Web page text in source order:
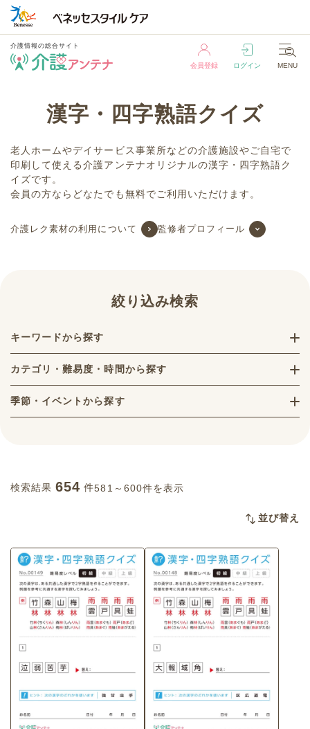
介護情報の総合サイト
会員登録 ログイン MENU
会員登録 ログイン
漢字・四字熟語クイズ
老人ホームやデイサービス事業所などの介護施設やご自宅で
印刷して使える介護アンテナオリジナルの漢字・四字熟語ク
イズです。
会員の方ならどなたでも無料でご利用いただけます。
介護レク素材の利用について 監修者プロフィール
絞り込み検索
キーワードから探す
カテゴリ・難易度・時間から探す
季節・イベントから探す
検索結果 654 件581～600件を表示
並び替え